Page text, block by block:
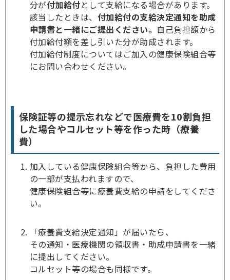
分が付加給付として支給になる場合があります。
該当したときは、 付加給付の支給決定通知を助成
申請書と一緒にご提出ください。 自己負担額から
付加給付額を差し引いた分が助成されます。
付加給付制度についてはご加入の健康保険組合等
にお問い合わせください。
保険証等の提示忘れなどで医療費を10割負担
した場合やコルセット等を作った時（療養
費）
加入している健康保険組合等から、負担した費用
の一部が支払われますので、
健康保険組合等に療養費支給の申請をしてくださ
い。
「療養費支給決定通知」が届いたら、
その通知・医療機関の領収書・助成申請書を一緒
に提出してください。
コルセット等の場合も同様です。